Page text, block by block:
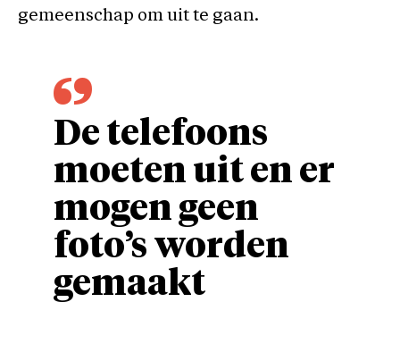
gemeenschap om uit te gaan.
De telefoons
moeten uit en er
mogen geen
foto’s worden
gemaakt